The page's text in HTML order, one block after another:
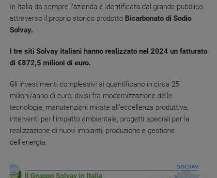
In Italia da sempre l’azienda è identificata dal grande pubblico
attraverso il proprio storico prodotto Bicarbonato di Sodio
Solvay.
I tre siti Solvay italiani hanno realizzato nel 2024 un fatturato
di €872,5 milioni di euro.
Gli investimenti complessivi si quantificano in circa 25
milioni/anno di euro, divisi fra modernizzazione delle
tecnologie, manutenzioni mirate all’eccellenza produttiva,
interventi per l’impatto ambientale, progetti speciali per la
realizzazione di nuovi impianti, produzione e gestione
dell’energia.